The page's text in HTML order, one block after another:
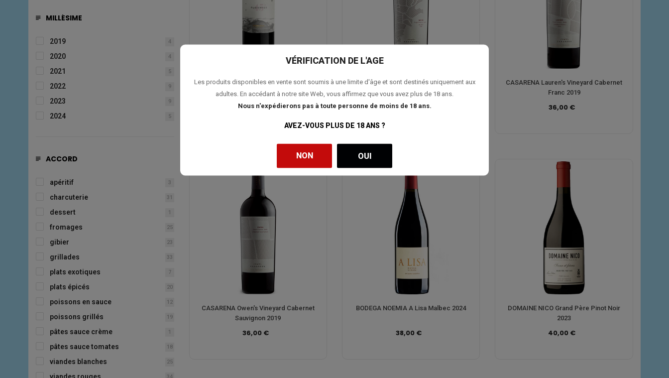
VÉRIFICATION DE L'AGE
Les produits disponibles en vente sont soumis à une limite d'âge et sont destinés uniquement aux
adultes. En accédant à notre site Web, vous affirmez que vous avez plus de 18 ans.
Nous n'expédierons pas à toute personne de moins de 18 ans.
AVEZ-VOUS PLUS DE 18 ANS ?
NON OUI
MILLÉSIME
2019 4
2020 4
2021 5
2022 9
2023 9
2024 5
ACCORD
apéritif 3
charcuterie 31
dessert 1
fromages 25
gibier 23
grillades 33
plats exotiques 7
plats épicés 20
poissons en sauce 12
poissons grillés 19
pâtes sauce crème 1
pâtes sauce tomates 18
viandes blanches 25
viandes rouges 34
OTRONIA 45 Rugientes Merlot 2024
34,00 €
CASARENA Naoki's Vineyard Malbec
2022
36,00 €
CASARENA Lauren's Vineyard Cabernet
Franc 2019
36,00 €
CASARENA Owen's Vineyard Cabernet
Sauvignon 2019
36,00 €
BODEGA NOEMIA A Lisa Malbec 2024
38,00 €
DOMAINE NICO Grand Père Pinot Noir
2023
40,00 €